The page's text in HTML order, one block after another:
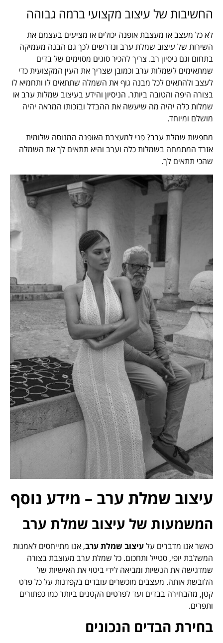
החשיבות של עיצוב מקצועי ברמה גבוהה
לא כל מעצב או מעצבת אופנה יכולים או מציעים בעצמם את
השירות של עיצוב שמלת ערב ונדרשים לכך גם הבנה מעמיקה
בתחום וגם ניסיון רב. צריך להכיר סוגים מסוימים של בדים
שמתאימים לשמלות ערב וכמובן שצריך את העין המקצועית כדי
לעצב ולהתאים לכל מבנה גוף את השמלה שתתאים לו ותחמיא לו
בצורה היפה והטובה ביותר. הניסיון והידע בעיצוב שמלות ערב או
שמלות כלה יהיה מה שיעשה את ההבדל ובזכותו המראה יהיה
מושלם ומיוחד.
מחפשת שמלת ערב? פני למעצבת האופנה המנוסה שלומית
אזרד המתמחה בשמלות כלה וערב והיא תתאים לך את השמלה
שהכי תתאים לך.
עיצוב שמלת ערב – מידע נוסף
המשמעות של עיצוב שמלת ערב
כאשר אנו מדברים עלעיצוב שמלת ערב, אנו מתייחסים לאמנות
המשלבת יופי, סטייל ותחכום. כל שמלת ערב מעוצבת בצורה
שמדגישה את הנשיות ומביאה לידי ביטוי את האישיות של
הלובשת אותה. מעצבים מוכשרים עובדים בקפדנות על כל פרט
קטן, מהבחירה בבדים ועד לפרטים הקטנים ביותר כמו כפתורים
ותפרים.
בחירת הבדים הנכונים